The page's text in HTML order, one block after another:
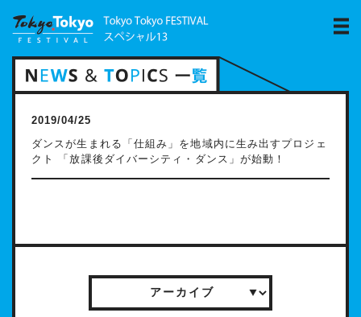
2019/04/25
ダンスが生まれる「仕組み」を地域内に生み出すプロジェ
クト 「放課後ダイバーシティ・ダンス」が始動！